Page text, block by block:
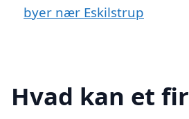
byer nær Eskilstrup
Hvad kan et